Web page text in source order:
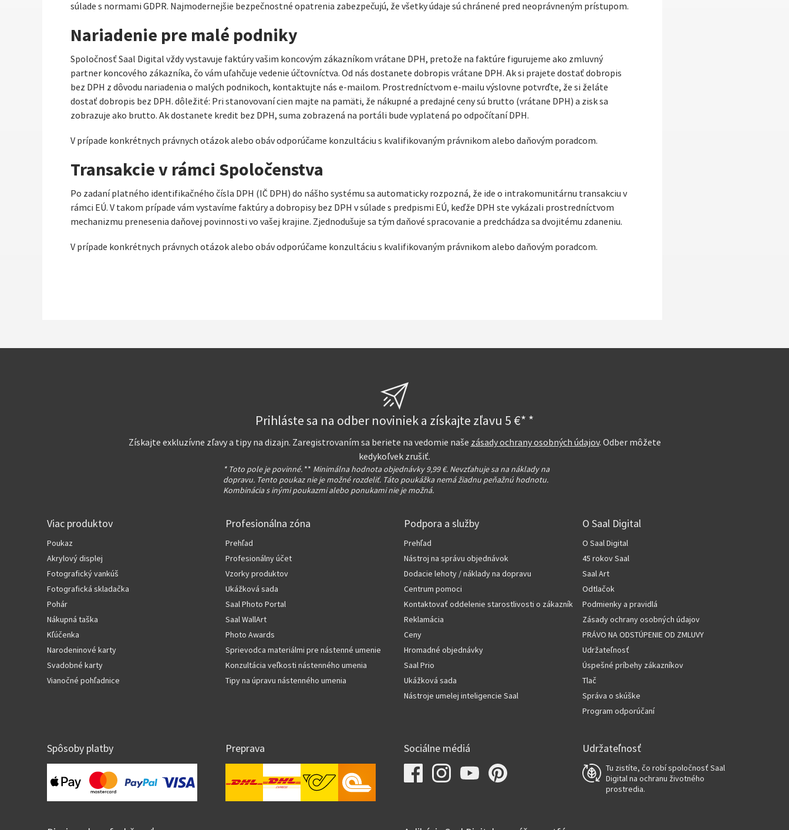
súlade s normami GDPR. Najmodernejšie bezpečnostné opatrenia zabezpečujú, že všetky údaje sú chránené pred neoprávneným prístupom.
Nariadenie pre malé podniky
Spoločnosť Saal Digital vždy vystavuje faktúry vašim koncovým zákazníkom vrátane DPH, pretože na faktúre figurujeme ako zmluvný
partner koncového zákazníka, čo vám uľahčuje vedenie účtovníctva. Od nás dostanete dobropis vrátane DPH. Ak si prajete dostať dobropis
bez DPH z dôvodu nariadenia o malých podnikoch, kontaktujte nás e-mailom. Prostredníctvom e-mailu výslovne potvrďte, že si želáte
dostať dobropis bez DPH. dôležité: Pri stanovovaní cien majte na pamäti, že nákupné a predajné ceny sú brutto (vrátane DPH) a zisk sa
zobrazuje ako brutto. Ak dostanete kredit bez DPH, suma zobrazená na portáli bude vyplatená po odpočítaní DPH.
V prípade konkrétnych právnych otázok alebo obáv odporúčame konzultáciu s kvalifikovaným právnikom alebo daňovým poradcom.
Transakcie v rámci Spoločenstva
Po zadaní platného identifikačného čísla DPH (IČ DPH) do nášho systému sa automaticky rozpozná, že ide o intrakomunitárnu transakciu v
rámci EÚ. V takom prípade vám vystavíme faktúry a dobropisy bez DPH v súlade s predpismi EÚ, keďže DPH ste vykázali prostredníctvom
mechanizmu prenesenia daňovej povinnosti vo vašej krajine. Zjednodušuje sa tým daňové spracovanie a predchádza sa dvojitému zdaneniu.
V prípade konkrétnych právnych otázok alebo obáv odporúčame konzultáciu s kvalifikovaným právnikom alebo daňovým poradcom.
Prihláste sa na odber noviniek a získajte zľavu 5 €* *
Získajte exkluzívne zľavy a tipy na dizajn. Zaregistrovaním sa beriete na vedomie naše zásady ochrany osobných údajov. Odber môžete
kedykoľvek zrušiť.
* Toto pole je povinné. ** Minimálna hodnota objednávky 9,99 €. Nevzťahuje sa na náklady na
dopravu. Tento poukaz nie je možné rozdeliť. Táto poukážka nemá žiadnu peňažnú hodnotu.
Kombinácia s inými poukazmi alebo ponukami nie je možná.
Viac produktov
Poukaz
Akrylový displej
Fotografický vankúš
Fotografická skladačka
Pohár
Nákupná taška
Kľúčenka
Narodeninové karty
Svadobné karty
Vianočné pohľadnice
Profesionálna zóna
Prehľad
Profesionálny účet
Vzorky produktov
Ukážková sada
Saal Photo Portal
Saal WallArt
Photo Awards
Sprievodca materiálmi pre nástenné umenie
Konzultácia veľkosti nástenného umenia
Tipy na úpravu nástenného umenia
Podpora a služby
Prehľad
Nástroj na správu objednávok
Dodacie lehoty / náklady na dopravu
Centrum pomoci
Kontaktovať oddelenie starostlivosti o zákazníkov
Reklamácia
Ceny
Hromadné objednávky
Saal Prio
Ukážková sada
Nástroje umelej inteligencie Saal
O Saal Digital
O Saal Digital
45 rokov Saal
Saal Art
Odtlačok
Podmienky a pravidlá
Zásady ochrany osobných údajov
PRÁVO NA ODSTÚPENIE OD ZMLUVY
Udržateľnosť
Úspešné príbehy zákazníkov
Tlač
Správa o skúške
Program odporúčaní
Spôsoby platby Preprava Sociálne médiá Udržateľnosť
Tu zistíte, čo robí spoločnosť Saal
Digital na ochranu životného
prostredia.